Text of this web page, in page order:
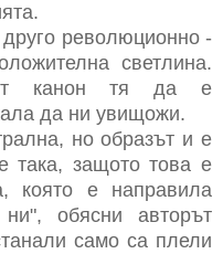
революционно -
светлина.
канон тя да е
да ни увищожи.
но образът и е
така, защото това е
която е направила
обясни авторът
само са плели